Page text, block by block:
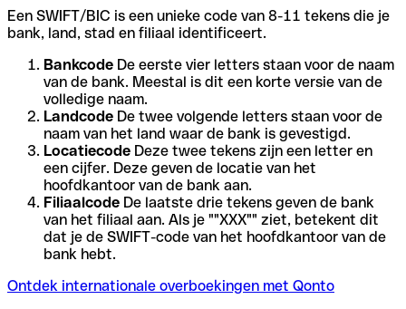
Een SWIFT/BIC is een unieke code van 8-11 tekens die je
bank, land, stad en filiaal identificeert.
Bankcode De eerste vier letters staan voor de naam
van de bank. Meestal is dit een korte versie van de
volledige naam.
Landcode De twee volgende letters staan voor de
naam van het land waar de bank is gevestigd.
Locatiecode Deze twee tekens zijn een letter en
een cijfer. Deze geven de locatie van het
hoofdkantoor van de bank aan.
Filiaalcode De laatste drie tekens geven de bank
van het filiaal aan. Als je ""XXX"" ziet, betekent dit
dat je de SWIFT-code van het hoofdkantoor van de
bank hebt.
Ontdek internationale overboekingen met Qonto